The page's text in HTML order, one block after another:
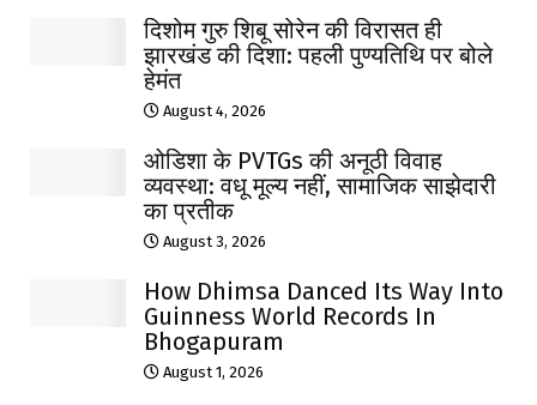
दिशोम गुरु शिबू सोरेन की विरासत ही
झारखंड की दिशा: पहली पुण्यतिथि पर बोले
हेमंत
August 4, 2026
ओडिशा के PVTGs की अनूठी विवाह
व्यवस्था: वधू मूल्य नहीं, सामाजिक साझेदारी
का प्रतीक
August 3, 2026
How Dhimsa Danced Its Way Into
Guinness World Records In
Bhogapuram
August 1, 2026